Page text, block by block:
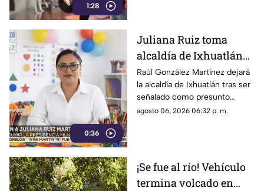
1:28
0:36
Juliana Ruiz toma
alcaldía de Ixhuatlán
para que Raúl González
enfrente investigación
por homicidio
Raúl González Martínez dejará
la alcaldía de Ixhuatlán tras ser
señalado como presunto
culpable por el homicidio de la
agosto 06, 2026 06:32 p. m.
¡Se fue al río! Vehículo
termina volcado en